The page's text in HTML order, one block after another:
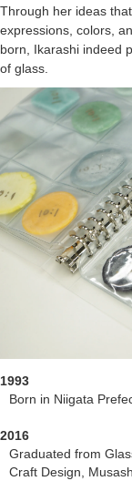
Through her ideas
expressions, colors,
born, Ikarashi indeed
of glass.
1993
Born in Niigata
2016
Graduated from
Craft Design,